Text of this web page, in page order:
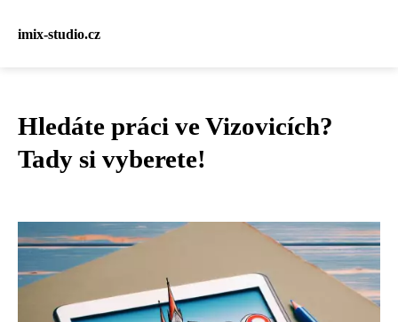
imix-studio.cz
Hledáte práci ve Vizovicích?
Tady si vyberete!